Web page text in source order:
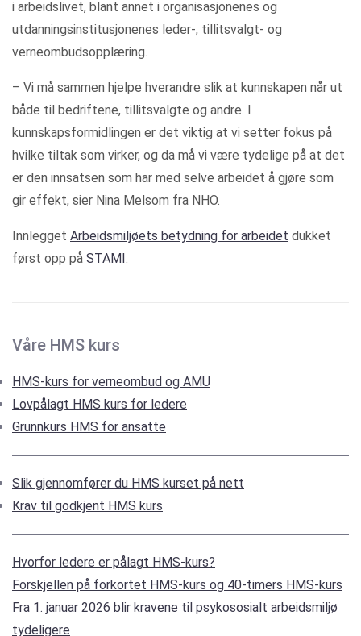
i arbeidslivet, blant annet i organisasjonenes og
utdanningsinstitusjonenes leder-, tillitsvalgt- og
verneombudsopplæring.
– Vi må sammen hjelpe hverandre slik at kunnskapen når ut
både til bedriftene, tillitsvalgte og andre. I
kunnskapsformidlingen er det viktig at vi setter fokus på
hvilke tiltak som virker, og da må vi være tydelige på at det
er den innsatsen som har med selve arbeidet å gjøre som
gir effekt, sier Nina Melsom fra NHO.
Innlegget Arbeidsmiljøets betydning for arbeidet dukket
først opp på STAMI.
Våre HMS kurs
HMS-kurs for verneombud og AMU
Lovpålagt HMS kurs for ledere
Grunnkurs HMS for ansatte
Slik gjennomfører du HMS kurset på nett
Krav til godkjent HMS kurs
Hvorfor ledere er pålagt HMS-kurs?
Forskjellen på forkortet HMS-kurs og 40-timers HMS-kurs
Fra 1. januar 2026 blir kravene til psykososialt arbeidsmiljø
tydeligere